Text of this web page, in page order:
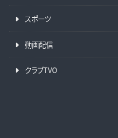
スポーツ
動画配信
クラブTVO